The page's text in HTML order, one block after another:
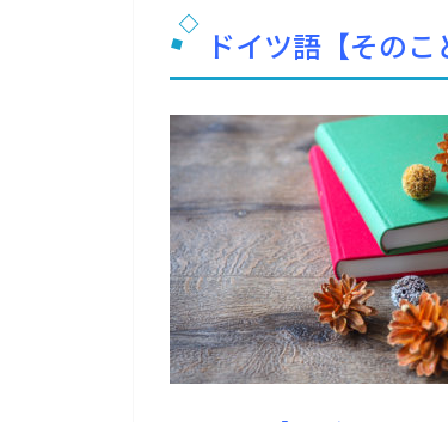
ドイツ語【そのこ